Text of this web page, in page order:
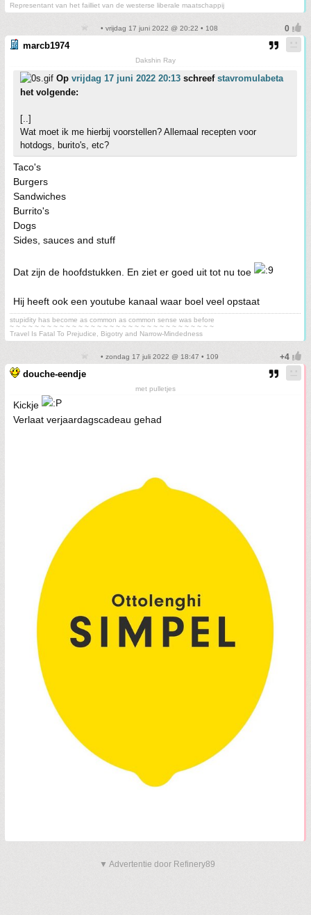
Representant van het failliet van de westerse liberale maatschappij
• vrijdag 17 juni 2022 @ 20:22 • 108
marcb1974
Dakshin Ray
Op vrijdag 17 juni 2022 20:13 schreef stavromulabeta
het volgende:
[..]
Wat moet ik me hierbij voorstellen? Allemaal recepten voor
hotdogs, burito's, etc?
Taco's
Burgers
Sandwiches
Burrito's
Dogs
Sides, sauces and stuff
Dat zijn de hoofdstukken. En ziet er goed uit tot nu toe
Hij heeft ook een youtube kanaal waar boel veel opstaat
stupidity has become as common as common sense was before
~ ~ ~ ~ ~ ~ ~ ~ ~ ~ ~ ~ ~ ~ ~ ~ ~ ~ ~ ~ ~ ~ ~ ~ ~ ~ ~ ~ ~ ~ ~ ~ ~
Travel Is Fatal To Prejudice, Bigotry and Narrow-Mindedness
• zondag 17 juli 2022 @ 18:47 • 109
douche-eendje
met pulletjes
Kickje
Verlaat verjaardagscadeau gehad
▼ Advertentie door Refinery89